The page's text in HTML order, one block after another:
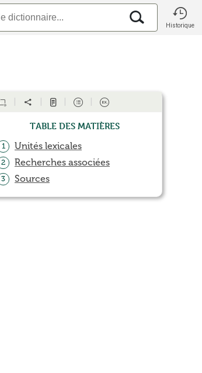
Historique
Table des matières
1 Unités lexicales
2 Recherches associées
3 Sources